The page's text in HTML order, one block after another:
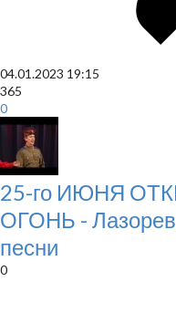
04.01.2023 19:15
365
0
25-го ИЮНЯ
ОГОНЬ -
песни
0